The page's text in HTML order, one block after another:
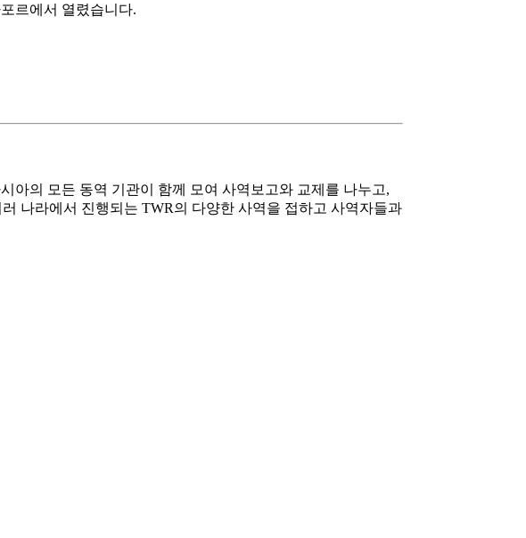
르에서 열렸습니다.
아의 모든 동역 기관이 함께 모여 사역보고와 교제를 나누고,
나라에서 진행되는 TWR의 다양한 사역을 접하고 사역자들과